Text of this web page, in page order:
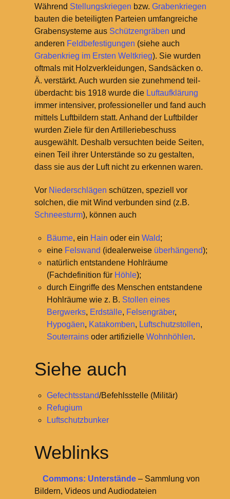
Während Stellungskriegen bzw. Grabenkriegen
bauten die beteiligten Parteien umfangreiche
Grabensysteme aus Schützengräben und
anderen Feldbefestigungen (siehe auch
Grabenkrieg im Ersten Weltkrieg). Sie wurden
oftmals mit Holzverkleidungen, Sandsäcken o.
Ä. verstärkt. Auch wurden sie zunehmend teil-
überdacht: bis 1918 wurde die Luftaufklärung
immer intensiver, professioneller und fand auch
mittels Luftbildern statt. Anhand der Luftbilder
wurden Ziele für den Artilleriebeschuss
ausgewählt. Deshalb versuchten beide Seiten,
einen Teil ihrer Unterstände so zu gestalten,
dass sie aus der Luft nicht zu erkennen waren.
Vor Niederschlägen schützen, speziell vor
solchen, die mit Wind verbunden sind (z.B.
Schneesturm), können auch
Bäume, ein Hain oder ein Wald;
eine Felswand (idealerweise überhängend);
natürlich entstandene Hohlräume
(Fachdefinition für Höhle);
durch Eingriffe des Menschen entstandene
Hohlräume wie z. B. Stollen eines
Bergwerks, Erdställe, Felsengräber,
Hypogäen, Katakomben, Luftschutzstollen,
Souterrainsoder artifizielle Wohnhöhlen.
Siehe auch
Gefechtsstand/Befehlsstelle (Militär)
Refugium
Luftschutzbunker
Weblinks
Commons: Unterstände– Sammlung von
Bildern, Videos und Audiodateien